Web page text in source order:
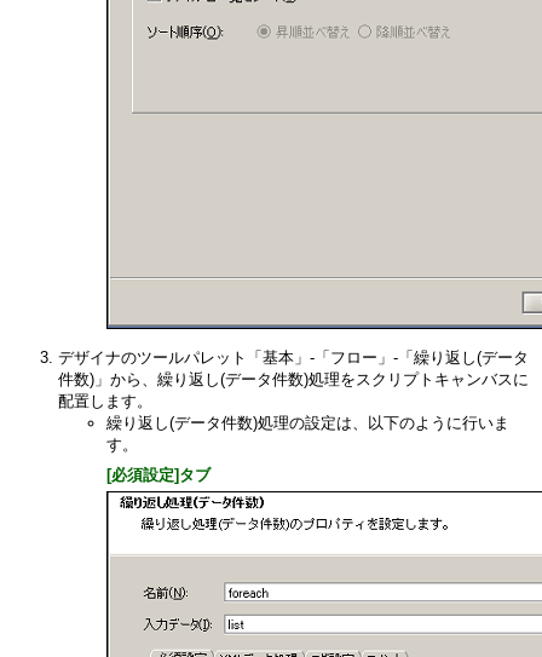
デザイナのツールパレット「基本」-「フロー」-「繰り返し(データ
件数)」から、繰り返し(データ件数)処理をスクリプトキャンバスに
配置します。
繰り返し(データ件数)処理の設定は、以下のように行いま
す。
[必須設定]タブ